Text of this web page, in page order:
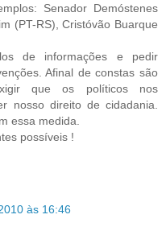
Senador Demóstenes
(PT-RS), Cristóvão Buarque
los de informações e pedir
Afinal de constas são
que os políticos nos
nosso direito de cidadania.
essa medida.
possíveis !
às 16:46